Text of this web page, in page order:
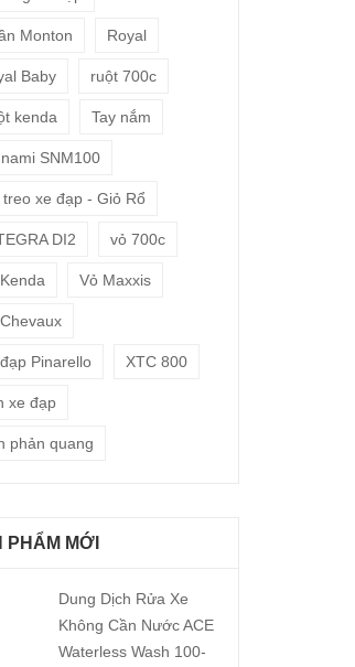
Monton Royal
Baby ruột 700c
kenda Tay nắm
SNM100
treo xe đạp - Giỏ Rổ
DI2 vỏ 700c
Vỏ Maxxis
Pinarello XTC 800
xe đạp
phản quang
PHẨM MỚI
Dung Dịch Rửa Xe
Không Cần Nước ACE
Waterless Wash 100-